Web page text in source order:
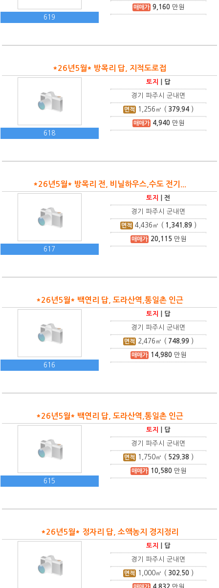
619
매매가 9,160만원
*26년5월* 방목리 답, 지적도로접
618
토지 답
경기 파주시 군내면
면적 1,256 ㎡ ( 379.94 )
매매가 4,940만원
*26년5월* 방목리 전, 비닐하우스,수도 전기...
617
토지 |전
경기 파주시 군내면
면적 4,436 ㎡ ( 1,341.89 )
매매가 20,115 만원
*26년5월* 백연리 답, 도라산역,통일촌 인근
616
토지 답
경기 파주시 군내면
면적 2,476 ㎡ ( 748.99 )
매매가 14,980만원
*26년5월* 백연리 답, 도라산역,통일촌 인근
615
토지 답
경기 파주시 군내면
면적 1,750㎡ ( 529.38 )
매매가 10,580만원
*26년5월* 정자리 답, 소액농지 경지정리
토지 답
경기 파주시 군내면
면적 1,000㎡ ( 302.50 )
매매가 4,832 만원